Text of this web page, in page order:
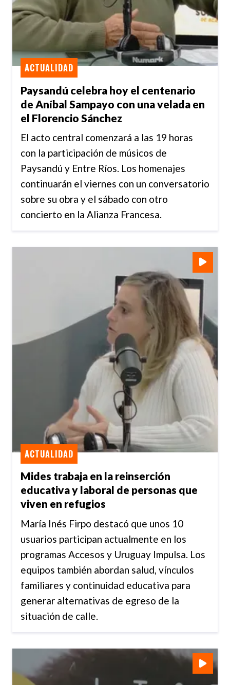
Paysandú celebra hoy el centenario
de Aníbal Sampayo con una velada en
el Florencio Sánchez
ACTUALIDAD
El acto central comenzará a las 19 horas
con la participación de músicos de
Paysandú y Entre Ríos. Los homenajes
continuarán el viernes con un conversatorio
sobre su obra y el sábado con otro
concierto en la Alianza Francesa.
Mides trabaja en la reinserción
educativa y laboral de personas que
viven en refugios
ACTUALIDAD
María Inés Firpo destacó que unos 10
usuarios participan actualmente en los
programas Accesos y Uruguay Impulsa. Los
equipos también abordan salud, vínculos
familiares y continuidad educativa para
generar alternativas de egreso de la
situación de calle.